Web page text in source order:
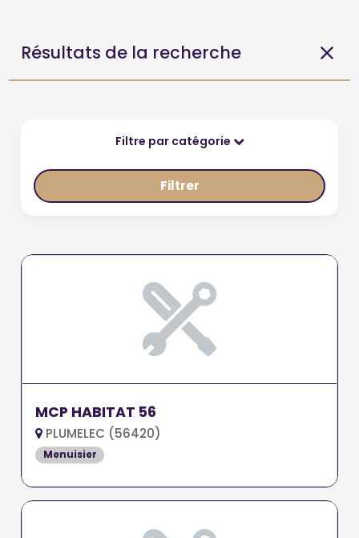
Résultats de la recherche
Filtre par catégorie
Filtrer
MCP HABITAT 56
PLUMELEC (56420)
Menuisier